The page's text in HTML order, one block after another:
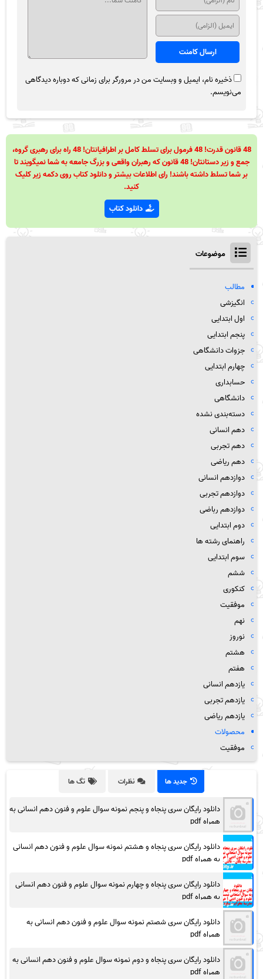
ذخیره نام، ایمیل و وبسایت من در مرورگر برای زمانی که دوباره دیدگاهی
می‌نویسم.
48 قانون قدرت! 48 فرمول برای تسلط کامل بر اطرافیانتان! 48 راه برای رهبری گروه،
جمع و زیر دستانتان! 48 قانون که رهبران واقعی و بزرگ جامعه به شما نمیگویند تا
بر شما تسلط داشته باشند! رای اطلاعات بیشتر و دانلود کتاب روی دکمه زیر کلیک
کنید.
دانلود کتاب
موضوعات
مطالب
انگیزشی
اول ابتدایی
پنجم ابتدایی
جزوات دانشگاهی
چهارم ابتدایی
حسابداری
دانشگاهی
دسته‌بندی نشده
دهم انسانی
دهم تجربی
دهم ریاضی
دوازدهم انسانی
دوازدهم تجربی
دوازدهم رباضی
دوم ابتدایی
راهنمای رشته ها
سوم ابتدایی
ششم
کنکوری
موفقیت
نهم
نوروز
هشتم
هفتم
یازدهم انسانی
یازدهم تجربی
یازدهم ریاضی
محصولات
موفقیت
جدید ها نظرات تگ ها
دانلود رایگان سری پنجاه و پنجم نمونه سوال علوم و فنون دهم انسانی به
همراه pdf
دانلود رایگان سری پنجاه و هشتم نمونه سوال علوم و فنون دهم انسانی
به همراه pdf
دانلود رایگان سری پنجاه و چهارم نمونه سوال علوم و فنون دهم انسانی
به همراه pdf
دانلود رایگان سری شصتم نمونه سوال علوم و فنون دهم انسانی به
همراه pdf
دانلود رایگان سری پنجاه و دوم نمونه سوال علوم و فنون دهم انسانی به
همراه pdf